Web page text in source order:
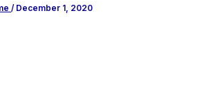
/ December 1, 2020